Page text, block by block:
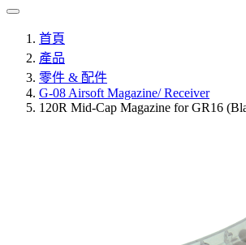
首頁
產品
零件 & 配件
G-08 Airsoft Magazine/ Receiver
120R Mid-Cap Magazine for GR16